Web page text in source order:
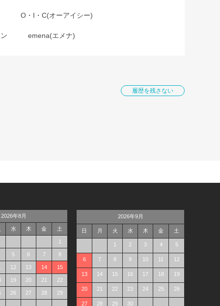
O・I・C(オーアイシー)
emena(エメナ)
履歴を残さない
2026年8月
水 木 金 土
1
5 6 7 8
12 13 14 15
19 20 21 22
26 27 28 29
2026年9月
日 月 火 水 木 金 土
1 2 3 4 5
6 7 8 9 10 11 12
13 14 15 16 17 18 19
20 21 22 23 24 25 26
27 28 29 30